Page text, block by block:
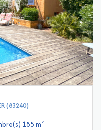
(83240)
Villa 6 pièce(s) 5 chambre(s) 185 m²